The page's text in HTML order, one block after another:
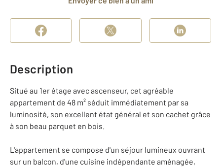
Description
Situé au 1er étage avec ascenseur, cet agréable
appartement de 48 m² séduit immédiatement par sa
luminosité, son excellent état général et son cachet grâce
à son beau parquet en bois.
L'appartement se compose d'un séjour lumineux ouvrant
sur un balcon, d'une cuisine indépendante aménagée,